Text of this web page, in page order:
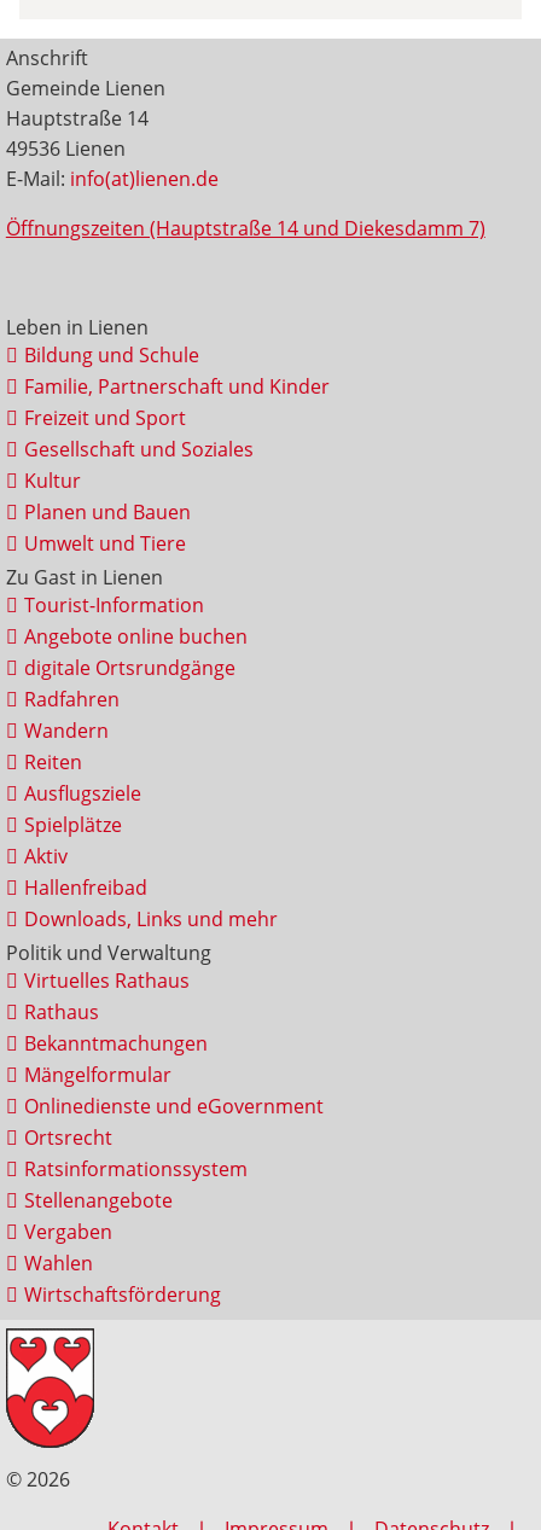
Anschrift
Gemeinde Lienen
Hauptstraße 14
49536 Lienen
E-Mail: info(at)lienen.de
Öffnungszeiten (Hauptstraße 14 und Diekesdamm 7)
Leben in Lienen
Bildung und Schule
Familie, Partnerschaft und Kinder
Freizeit und Sport
Gesellschaft und Soziales
Kultur
Planen und Bauen
Umwelt und Tiere
Zu Gast in Lienen
Tourist-Information
Angebote online buchen
digitale Ortsrundgänge
Radfahren
Wandern
Reiten
Ausflugsziele
Spielplätze
Aktiv
Hallenfreibad
Downloads, Links und mehr
Politik und Verwaltung
Virtuelles Rathaus
Rathaus
Bekanntmachungen
Mängelformular
Onlinedienste und eGovernment
Ortsrecht
Ratsinformationssystem
Stellenangebote
Vergaben
Wahlen
Wirtschaftsförderung
© 2026